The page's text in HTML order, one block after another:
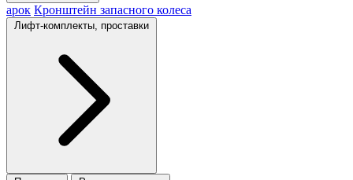
арок Кронштейн запасного колеса
Лифт-комплекты, проставки